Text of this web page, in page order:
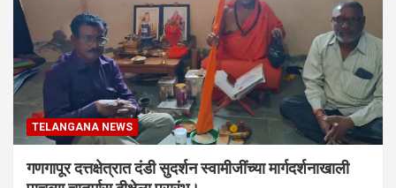
TELANGANA NEWS
गणगापूर दत्तक्षेत्रात दंडी सुदर्शन स्वामीजींच्या मार्गदर्शनाखाली